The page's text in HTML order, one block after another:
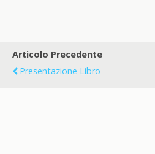
Articolo Precedente
Presentazione Libro